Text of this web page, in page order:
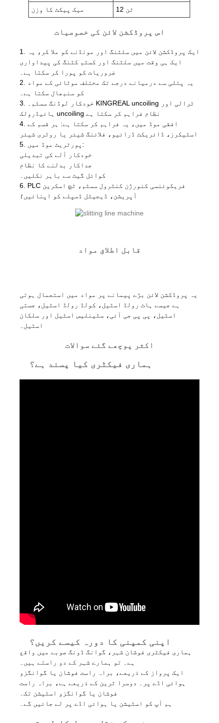
میک پیکٹ کا وزن
12 ٹن
اس پروڈکشن لائن کی خصوصیات
1. ایک پروڈکشن لائن میں سلٹنگ اور مونڈنے کو ملا کر، یہ
ایک ہی وقت میں سلٹنگ اور کسٹم کٹنگ کی پیداواری
ضروریات کو پورا کر سکتا ہے۔
2. یہ پتلی سے درمیانے درجے تک مختلف موٹائی کے مواد
کو سنبھال سکتا ہے۔
3. خودکار لوڈنگ سسٹم۔ KINGREAL uncoiling ٹرالی اور
ہائیڈرولک uncoiling نظام فراہم کر سکتا ہے
4. افقی موڈ میں، یہ فراہم کر سکتا ہے: ہر قسم کے
اسٹیکرز، ڈائریکٹ ڈرائیو، فلائنگ شیئر یا روٹری شیئر
5. پورٹریٹ موڈ میں:
خودکار آلے کی تبدیلی
جداکار بدلنے کا نظام
کوائل گیٹ سے باہر نکلیں۔
6. PLC فریکوئنسی کنورژن کنٹرول سسٹم، ٹچ اسکرین
آپریشن، ڈیجیٹل ڈسپلے کو اپنائیں؛
قابل اطلاق مواد
یہ پروڈکشن لائن بڑے پیمانے پر مواد میں استعمال ہوتی
ہے جیسے ہاٹ رولڈ اسٹیل، کولڈ رولڈ اسٹیل، جستی
اسٹیل، پی پی جی آئی، سٹینلیس اسٹیل اور سلکان
اسٹیل۔
اکثر پوچھے گئے سوالات
ہماری فیکٹری کیا پسند ہے؟
اپنی کمپنی کا دورہ کیسے کریں؟
ہماری فیکٹری فوشان شہر، گوانگ ڈونگ صوبے میں واقع
ایک پرواز کے ذریعے، براہ راست فوشان یا گوانگزو
ہوائی اڈے پر۔ دوسرا ٹرین کے ذریعے ہے، براہ راست
ہم آپ کو اسٹیشن یا ہوائی اڈے پر لے جائیں گے۔